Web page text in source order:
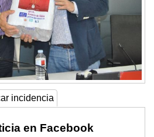
incidencia
en Facebook